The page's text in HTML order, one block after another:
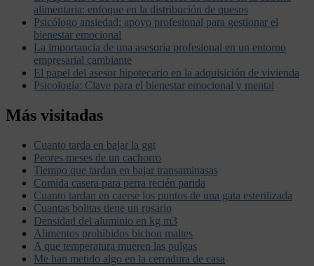
alimentaria: enfoque en la distribución de quesos
Psicólogo ansiedad: apoyo profesional para gestionar el
bienestar emocional
La importancia de una asesoría profesional en un entorno
empresarial cambiante
El papel del asesor hipotecario en la adquisición de vivienda
Psicología: Clave para el bienestar emocional y mental
Más visitadas
Cuanto tarda en bajar la ggt
Peores meses de un cachorro
Tiempo que tardan en bajar transaminasas
Comida casera para perra recién parida
Cuanto tardan en caerse los puntos de una gata esterilizada
Cuantas bolitas tiene un rosario
Densidad del aluminio en kg m3
Alimentos prohibidos bichon maltes
A que temperatura mueren las pulgas
Me han metido algo en la cerradura de casa